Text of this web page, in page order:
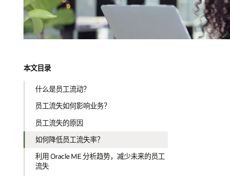
本文目录
什么是员工流动？
员工流失如何影响业务？
员工流失的原因
如何降低员工流失率？
利用 Oracle ME 分析趋势，减少未来的员工
流失